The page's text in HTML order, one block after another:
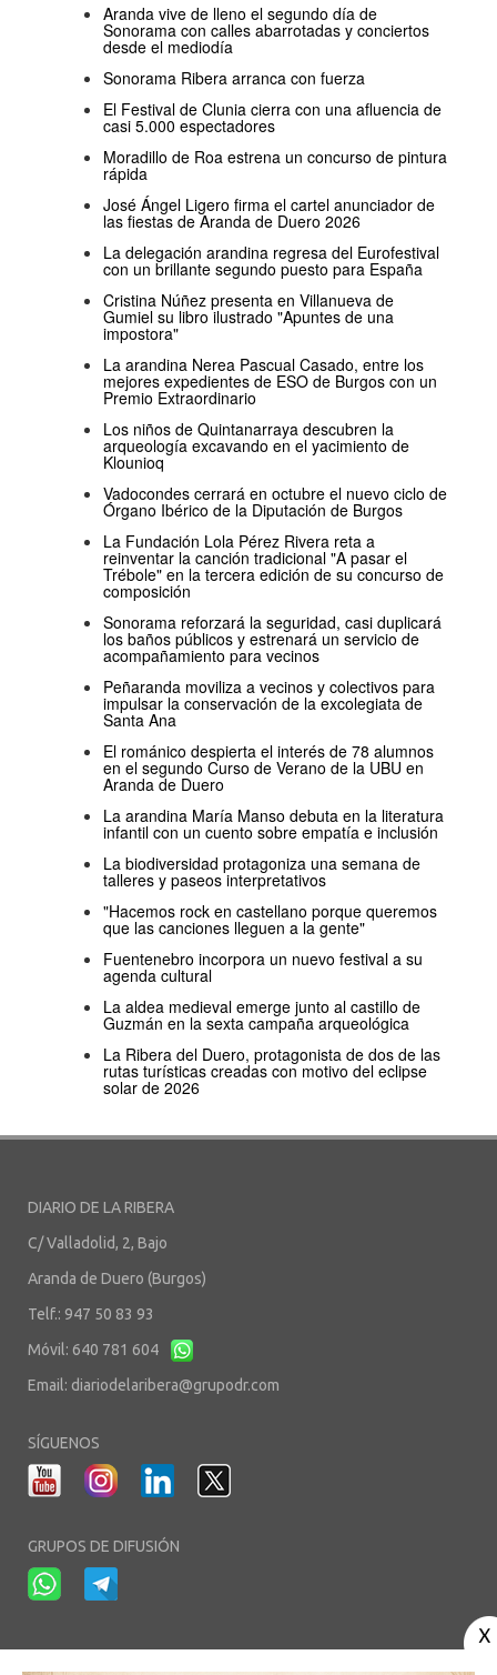
Aranda vive de lleno el segundo día de
Sonorama con calles abarrotadas y conciertos
desde el mediodía
Sonorama Ribera arranca con fuerza
El Festival de Clunia cierra con una afluencia de
casi 5.000 espectadores
Moradillo de Roa estrena un concurso de pintura
rápida
José Ángel Ligero firma el cartel anunciador de
las fiestas de Aranda de Duero 2026
La delegación arandina regresa del Eurofestival
con un brillante segundo puesto para España
Cristina Núñez presenta en Villanueva de
Gumiel su libro ilustrado "Apuntes de una
impostora"
La arandina Nerea Pascual Casado, entre los
mejores expedientes de ESO de Burgos con un
Premio Extraordinario
Los niños de Quintanarraya descubren la
arqueología excavando en el yacimiento de
Klounioq
Vadocondes cerrará en octubre el nuevo ciclo de
Órgano Ibérico de la Diputación de Burgos
La Fundación Lola Pérez Rivera reta a
reinventar la canción tradicional "A pasar el
Trébole" en la tercera edición de su concurso de
composición
Sonorama reforzará la seguridad, casi duplicará
los baños públicos y estrenará un servicio de
acompañamiento para vecinos
Peñaranda moviliza a vecinos y colectivos para
impulsar la conservación de la excolegiata de
Santa Ana
El románico despierta el interés de 78 alumnos
en el segundo Curso de Verano de la UBU en
Aranda de Duero
La arandina María Manso debuta en la literatura
infantil con un cuento sobre empatía e inclusión
La biodiversidad protagoniza una semana de
talleres y paseos interpretativos
"Hacemos rock en castellano porque queremos
que las canciones lleguen a la gente"
Fuentenebro incorpora un nuevo festival a su
agenda cultural
La aldea medieval emerge junto al castillo de
Guzmán en la sexta campaña arqueológica
La Ribera del Duero, protagonista de dos de las
rutas turísticas creadas con motivo del eclipse
solar de 2026
DIARIO DE LA RIBERA
C/ Valladolid, 2, Bajo
Aranda de Duero (Burgos)
Telf.: 947 50 83 93
Móvil: 640 781 604
Email: diariodelaribera@grupodr.com
SÍGUENOS
GRUPOS DE DIFUSIÓN